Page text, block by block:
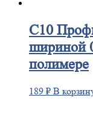
С10
шириной
полимере
189 ₽ В